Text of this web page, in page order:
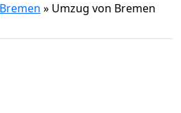
» Umzug von Bremen